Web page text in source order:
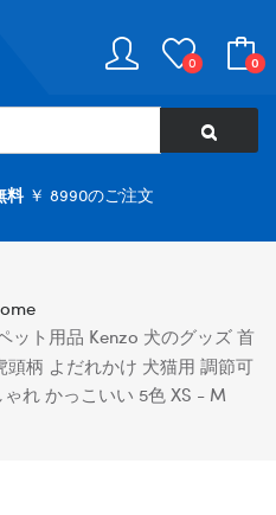
0 0
料￥ 8990のご注文
ット用品 Kenzo 犬のグッズ 首
柄 よだれかけ 犬猫用 調節可
れ かっこいい 5色 XS - M